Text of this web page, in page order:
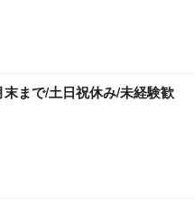
まで/土日祝休み/未経験歓